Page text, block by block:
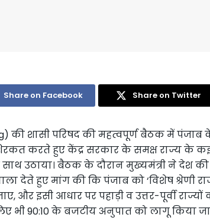
Share on Facebook Share on Twitter
की शासी परिषद की महत्वपूर्ण बैठक में
करते हुए केंद्र सरकार के समक्ष राज्य के
साथ उठाया। बैठक के दौरान मुख्यमंत्री ने देश
देते हुए मांग की कि पंजाब को ‘विशेष श्रेणी
और इसी आधार पर पहाड़ी व उत्तर-पूर्वी राज्यों
भी 90:10 के बजटीय अनुपात को लागू किया